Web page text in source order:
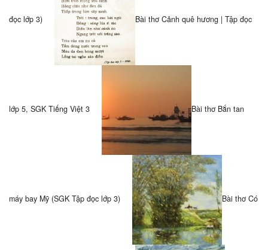
đọc lớp 3) Bài thơ Cảnh quê hương | Tập đọc
lớp 5, SGK Tiếng Việt 3 Bài thơ Bắn tan
máy bay Mỹ (SGK Tập đọc lớp 3) Bài thơ Có